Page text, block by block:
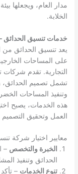
مدار العام، ويجعلها
الخلابة.
خدمات تنسيق الحدائق
يعد تنسيق الحدائق من
على المساحات
التجارية. تقدم
تشمل تصميم الحدائق،
وتنفيذ المساحات
هذه الخدمات، يصبح
العمل وتحقيق التصميم
معايير اختيار شركة
الخبرة والتخصص –
الحدائق وتنفيذ
تنوع الخدمات –